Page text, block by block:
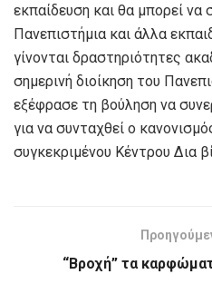
εκπαίδευση και θα μπορεί να
Πανεπιστήμια και άλλα
γίνονται δραστηριότητες
σημερινή διοίκηση του
εξέφρασε τη βούληση να
για να συνταχθεί ο
συγκεκριμένου Κέντρου Δια
“Βροχή” τα